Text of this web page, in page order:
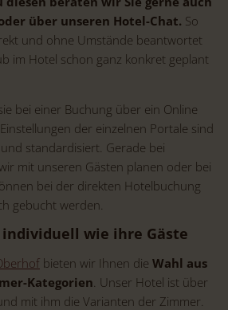
über unseren Hotel-Chat. So
und ohne Umstände beantwortet
im Hotel schon ganz konkret geplant
bei einer Buchung über ein Online
der einzelnen Portale sind
standardisiert. Gerade bei
mit unseren Gästen planen oder bei
bei der direkten Hotelbuchung
gebucht werden.
wie ihre Gäste
bieten wir Ihnen die Wahl aus
Kategorien . Unser Hotel ist über
mit ihm die Varianten der Zimmer.